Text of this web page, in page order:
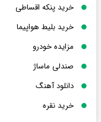
خرید پنکه اقساطی
خرید بلیط هواپیما
مزایده خودرو
صندلی ماساژ
دانلود آهنگ
خرید نقره